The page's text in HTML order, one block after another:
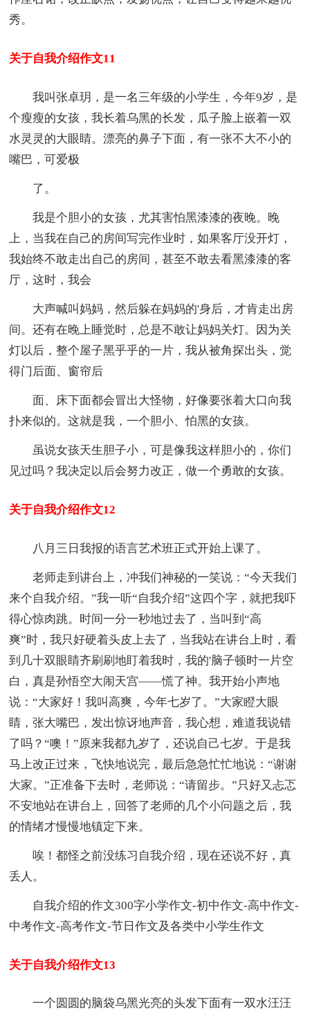
秀。
关于自我介绍作文11
我叫张卓玥，是一名三年级的小学生，今年9岁，是
个瘦瘦的女孩，我长着乌黑的长发，瓜子脸上嵌着一双
水灵灵的大眼睛。漂亮的鼻子下面，有一张不大不小的
嘴巴，可爱极
了。
我是个胆小的女孩，尤其害怕黑漆漆的夜晚。晚
上，当我在自己的房间写完作业时，如果客厅没开灯，
我始终不敢走出自己的房间，甚至不敢去看黑漆漆的客
厅，这时，我会
大声喊叫妈妈，然后躲在妈妈的'身后，才肯走出房
间。还有在晚上睡觉时，总是不敢让妈妈关灯。因为关
灯以后，整个屋子黑乎乎的一片，我从被角探出头，觉
得门后面、窗帘后
面、床下面都会冒出大怪物，好像要张着大口向我
扑来似的。这就是我，一个胆小、怕黑的女孩。
虽说女孩天生胆子小，可是像我这样胆小的，你们
见过吗？我决定以后会努力改正，做一个勇敢的女孩。
关于自我介绍作文12
八月三日我报的语言艺术班正式开始上课了。
老师走到讲台上，冲我们神秘的一笑说：“今天我们
来个自我介绍。”我一听“自我介绍”这四个字，就把我吓
得心惊肉跳。时间一分一秒地过去了，当叫到“高
爽”时，我只好硬着头皮上去了，当我站在讲台上时，看
到几十双眼睛齐刷刷地盯着我时，我的'脑子顿时一片空
白，真是孙悟空大闹天宫――慌了神。我开始小声地
说：“大家好！我叫高爽，今年七岁了。”大家瞪大眼
睛，张大嘴巴，发出惊讶地声音，我心想，难道我说错
了吗？“噢！”原来我都九岁了，还说自己七岁。于是我
马上改正过来，飞快地说完，最后急急忙忙地说：“谢谢
大家。”正准备下去时，老师说：“请留步。”只好又忐忑
不安地站在讲台上，回答了老师的几个小问题之后，我
的情绪才慢慢地镇定下来。
唉！都怪之前没练习自我介绍，现在还说不好，真
丢人。
自我介绍的作文300字小学作文-初中作文-高中作文-
中考作文-高考作文-节日作文及各类中小学生作文
关于自我介绍作文13
一个圆圆的脑袋乌黑光亮的头发下面有一双水汪汪